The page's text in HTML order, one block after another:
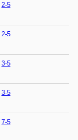
2-5
2-5
3-5
3-5
7-5